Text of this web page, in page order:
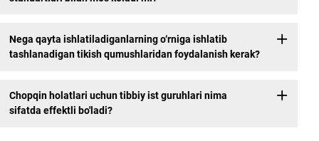
Nega qayta ishlatiladiganlarning o‘rniga ishlatib
tashlanadigan tikish qumushlaridan foydalanish kerak?
Chopqin holatlari uchun tibbiy ist guruhlari nima
sifatda effektli bo'ladi?